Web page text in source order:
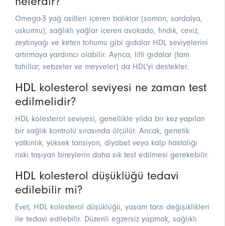
Omega-3 yağ asitleri içeren balıklar (somon, sardalya,
uskumru), sağlıklı yağlar içeren avokado, fındık, ceviz,
zeytinyağı ve keten tohumu gibi gıdalar HDL seviyelerini
artırmaya yardımcı olabilir. Ayrıca, lifli gıdalar (tam
tahıllar, sebzeler ve meyveler) da HDL'yi destekler.
HDL kolesterol seviyesi ne zaman test
edilmelidir?
HDL kolesterol seviyesi, genellikle yılda bir kez yapılan
bir sağlık kontrolü sırasında ölçülür. Ancak, genetik
yatkınlık, yüksek tansiyon, diyabet veya kalp hastalığı
riski taşıyan bireylerin daha sık test edilmesi gerekebilir.
HDL kolesterol düşüklüğü tedavi
edilebilir mi?
Evet, HDL kolesterol düşüklüğü, yaşam tarzı değişiklikleri
ile tedavi edilebilir. Düzenli egzersiz yapmak, sağlıklı